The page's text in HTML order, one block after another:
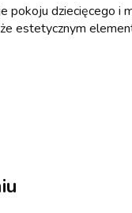
pokoju dziecięcego i
estetycznym